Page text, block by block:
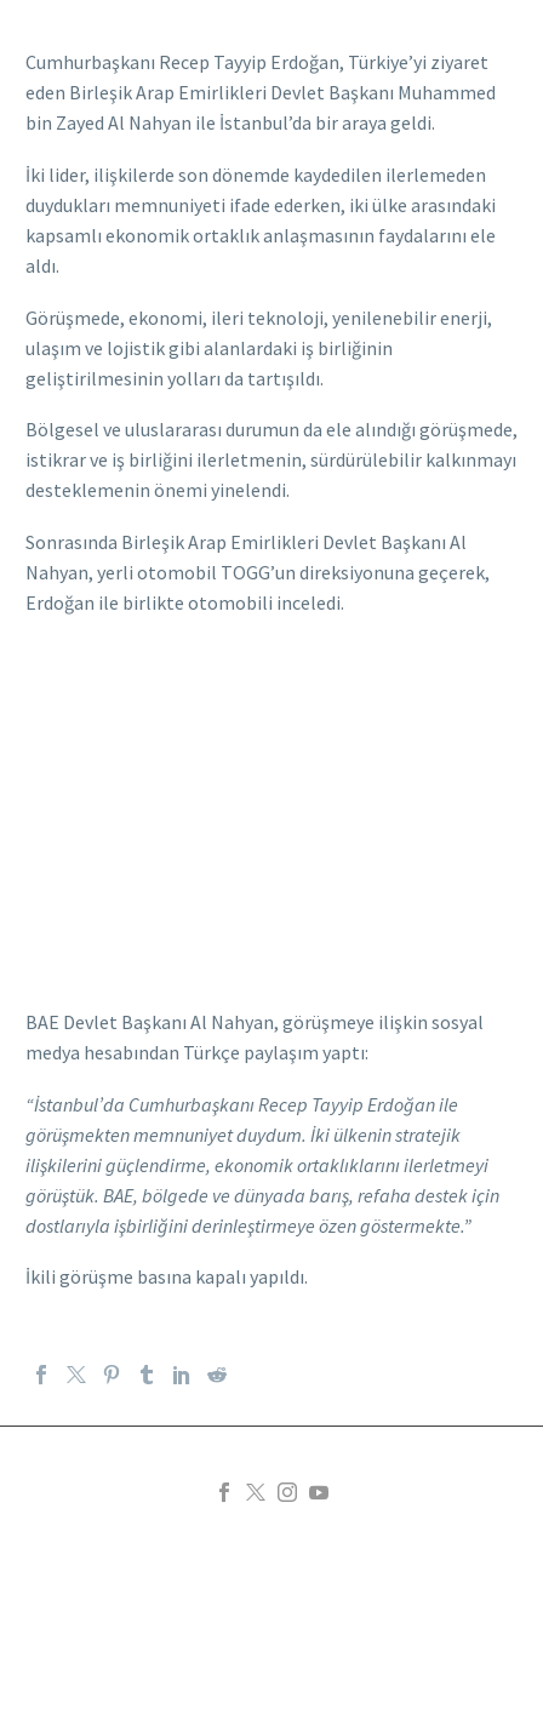
Cumhurbaşkanı Recep Tayyip Erdoğan, Türkiye’yi ziyaret
eden Birleşik Arap Emirlikleri Devlet Başkanı Muhammed
bin Zayed Al Nahyan ile İstanbul’da bir araya geldi.
İki lider, ilişkilerde son dönemde kaydedilen ilerlemeden
duydukları memnuniyeti ifade ederken, iki ülke arasındaki
kapsamlı ekonomik ortaklık anlaşmasının faydalarını ele
aldı.
Görüşmede, ekonomi, ileri teknoloji, yenilenebilir enerji,
ulaşım ve lojistik gibi alanlardaki iş birliğinin
geliştirilmesinin yolları da tartışıldı.
Bölgesel ve uluslararası durumun da ele alındığı görüşmede,
istikrar ve iş birliğini ilerletmenin, sürdürülebilir kalkınmayı
desteklemenin önemi yinelendi.
Sonrasında Birleşik Arap Emirlikleri Devlet Başkanı Al
Nahyan, yerli otomobil TOGG’un direksiyonuna geçerek,
Erdoğan ile birlikte otomobili inceledi.
BAE Devlet Başkanı Al Nahyan, görüşmeye ilişkin sosyal
medya hesabından Türkçe paylaşım yaptı:
“İstanbul’da Cumhurbaşkanı Recep Tayyip Erdoğan ile
görüşmekten memnuniyet duydum. İki ülkenin stratejik
ilişkilerini güçlendirme, ekonomik ortaklıklarını ilerletmeyi
görüştük. BAE, bölgede ve dünyada barış, refaha destek için
dostlarıyla işbirliğini derinleştirmeye özen göstermekte.”
İkili görüşme basına kapalı yapıldı.